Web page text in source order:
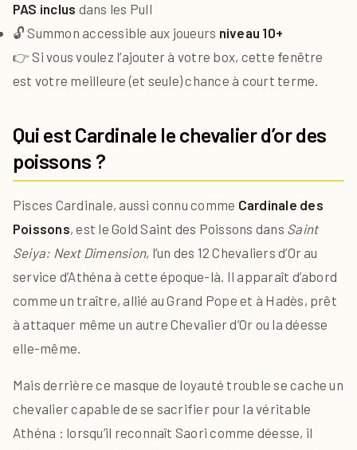
PAS inclus dans les Pull
🔓 Summon accessible aux joueurs niveau 10+
👉 Si vous voulez l’ajouter à votre box, cette fenêtre
est votre meilleure (et seule) chance à court terme.
Qui est Cardinale le chevalier d’or des
poissons ?
Pisces Cardinale, aussi connu comme Cardinale des
Poissons, est le Gold Saint des Poissons dans Saint
Seiya: Next Dimension, l’un des 12 Chevaliers d’Or au
service d’Athéna à cette époque-là. Il apparaît d’abord
comme un traître, allié au Grand Pope et à Hadès, prêt
à attaquer même un autre Chevalier d’Or ou la déesse
elle-même.
Mais derrière ce masque de loyauté trouble se cache un
chevalier capable de se sacrifier pour la véritable
Athéna : lorsqu’il reconnaît Saori comme déesse, il